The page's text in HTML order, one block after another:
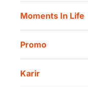
Danamon QR
Moments In Life
Promo
Karir